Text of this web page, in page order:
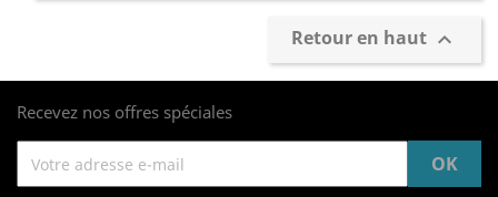
Retour en haut 
Recevez nos offres spéciales